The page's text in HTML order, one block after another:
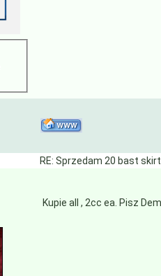
RE: Sprzedam 20 bast
Kupie all , 2cc ea. Pisz